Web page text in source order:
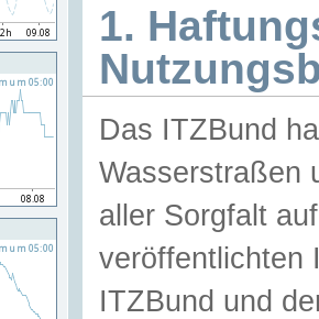
1.
Das ITZBund
Wasserstraßen
aller Sorgfalt
veröffentlichten
ITZBund und